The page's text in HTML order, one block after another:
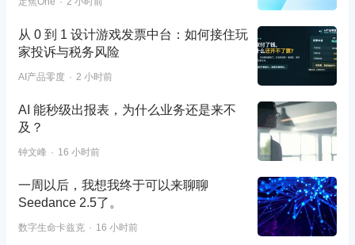
从 0 到 1 设计游戏发票中台：如何接住玩
家投诉与税务风险
AI产品零度 2 小时前
AI 能秒级出报表，为什么业务还是来不
及？
钟文峰 16 小时前
一周以后，我想我终于可以来聊聊
Seedance 2.5了。
数字生命卡兹克 16 小时前